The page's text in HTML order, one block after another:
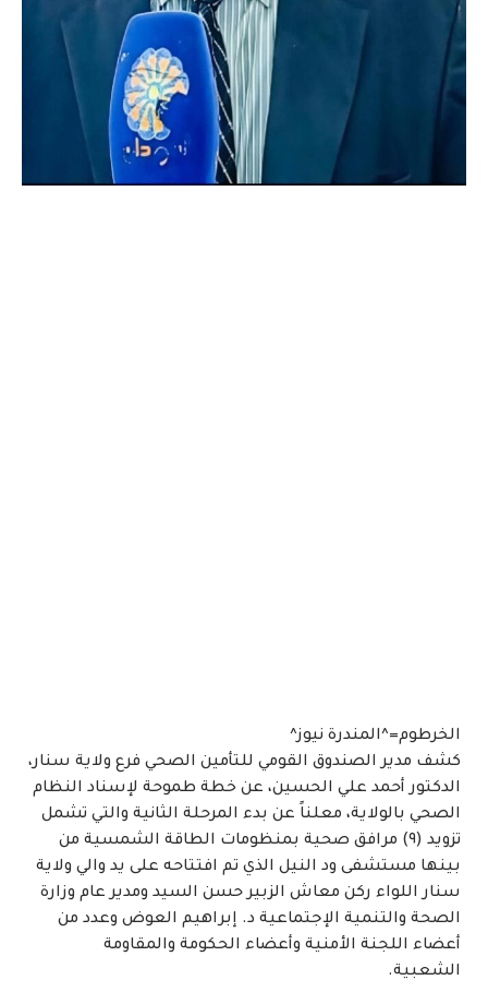
الخرطوم=^المندرة نيوز^
​كشف مدير الصندوق القومي للتأمين الصحي فرع ولاية سنار،
الدكتور أحمد علي الحسين، عن خطة طموحة لإسناد النظام
الصحي بالولاية، معلناً عن بدء المرحلة الثانية والتي تشمل
تزويد (٩) مرافق صحية بمنظومات الطاقة الشمسية من
بينها مستشفى ود النيل الذي تم افتتاحه على يد والي ولاية
سنار اللواء ركن معاش الزبير حسن السيد ومدير عام وزارة
الصحة والتنمية الإجتماعية د. إبراهيم العوض وعدد من
أعضاء اللجنة الأمنية وأعضاء الحكومة والمقاومة
الشعبية.